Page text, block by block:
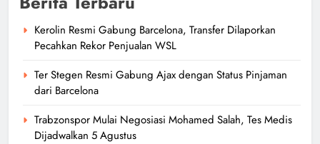
Kerolin Resmi Gabung Barcelona, Transfer Dilaporkan
Pecahkan Rekor Penjualan WSL
Ter Stegen Resmi Gabung Ajax dengan Status Pinjaman
dari Barcelona
Trabzonspor Mulai Negosiasi Mohamed Salah, Tes Medis
Dijadwalkan 5 Agustus